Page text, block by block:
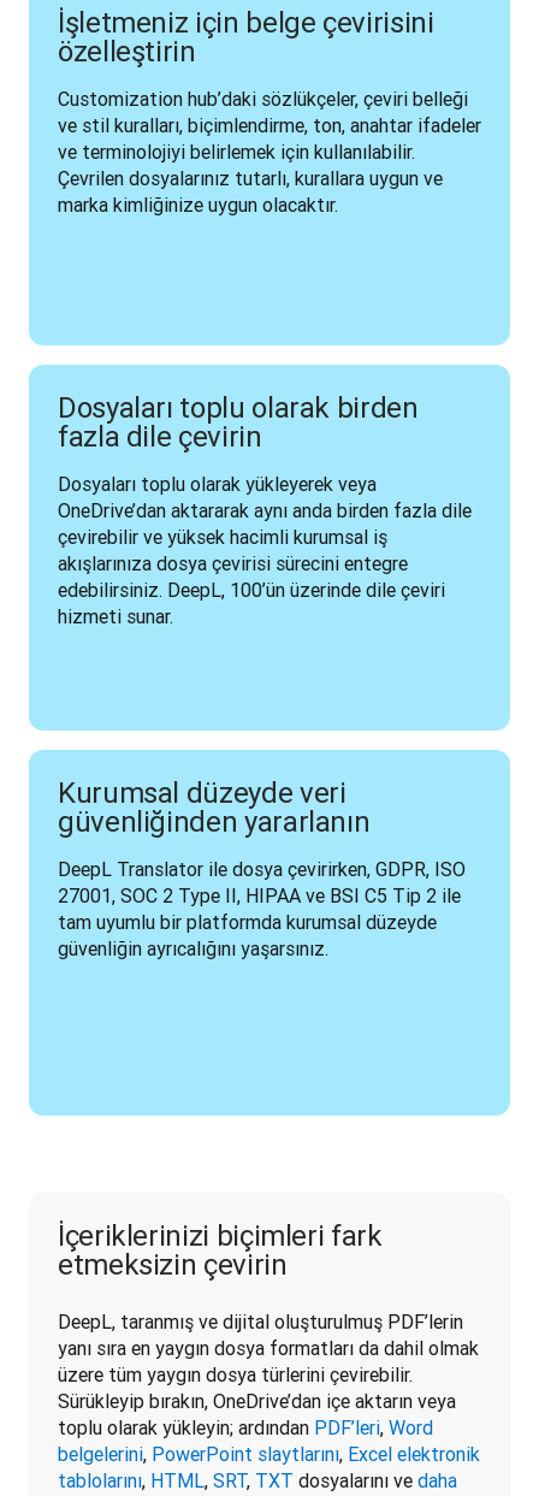
İşletmeniz için belge çevirisini
özelleştirin
Customization hub’daki sözlükçeler, çeviri belleği
ve stil kuralları, biçimlendirme, ton, anahtar ifadeler
ve terminolojiyi belirlemek için kullanılabilir.
Çevrilen dosyalarınız tutarlı, kurallara uygun ve
marka kimliğinize uygun olacaktır.
Dosyaları toplu olarak birden
fazla dile çevirin
Dosyaları toplu olarak yükleyerek veya
OneDrive’dan aktararak aynı anda birden fazla dile
çevirebilir ve yüksek hacimli kurumsal iş
akışlarınıza dosya çevirisi sürecini entegre
edebilirsiniz. DeepL, 100’ün üzerinde dile çeviri
hizmeti sunar.
Kurumsal düzeyde veri
güvenliğinden yararlanın
DeepL Translator ile dosya çevirirken, GDPR, ISO
27001, SOC 2 Type II, HIPAA ve BSI C5 Tip 2 ile
tam uyumlu bir platformda kurumsal düzeyde
güvenliğin ayrıcalığını yaşarsınız.
İçeriklerinizi biçimleri fark
etmeksizin çevirin
DeepL, taranmış ve dijital oluşturulmuş PDF’lerin
yanı sıra en yaygın dosya formatları da dahil olmak
üzere tüm yaygın dosya türlerini çevirebilir.
Sürükleyip bırakın, OneDrive’dan içe aktarın veya
toplu olarak yükleyin; ardından PDF’leri, Word
belgelerini, PowerPoint slaytlarını, Excel elektronik
tablolarını, HTML, SRT, TXT dosyalarını ve daha